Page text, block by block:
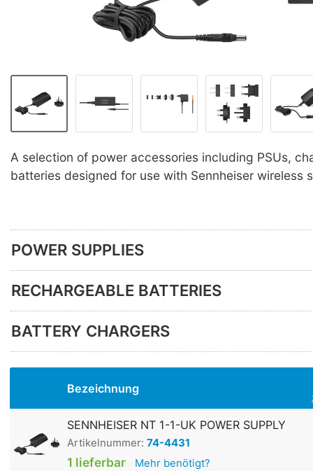
A selection of power accessories including PSUs,
batteries designed for use with Sennheiser wireless
POWER SUPPLIES
RECHARGEABLE BATTERIES
BATTERY CHARGERS
Bezeichnung
SENNHEISER NT 1-1-UK POWER SUPPLY
Artikelnummer: 74-4431
1 lieferbar Mehr benötigt?